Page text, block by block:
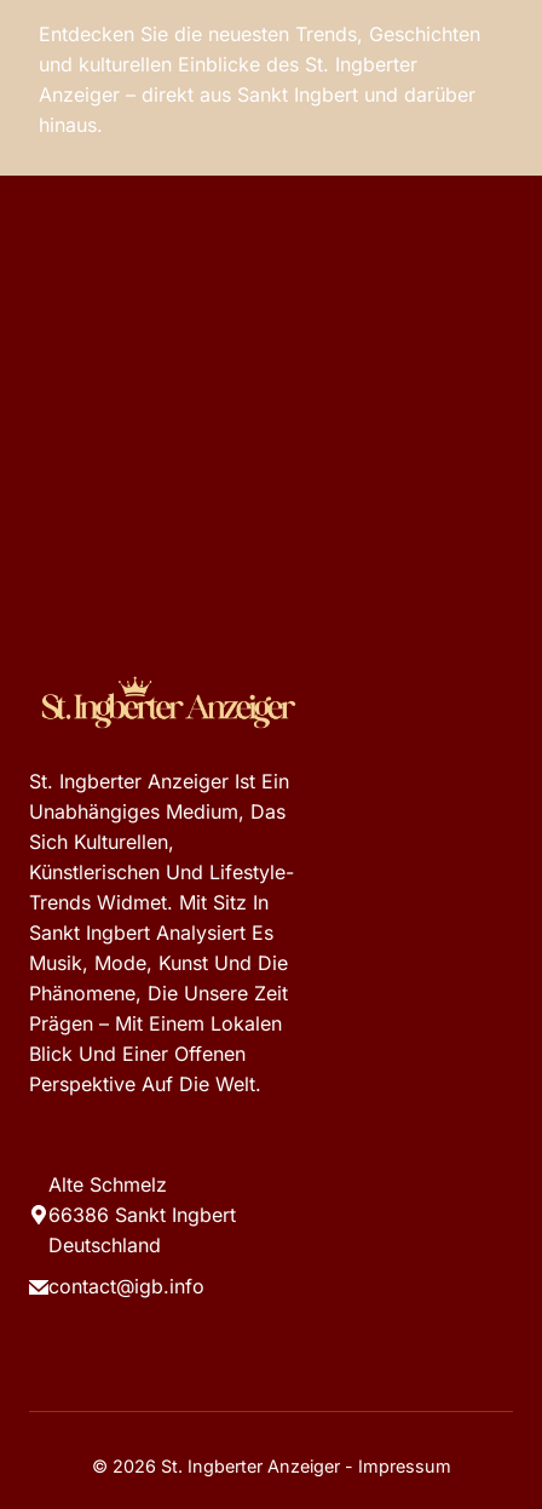
Entdecken Sie die neuesten Trends, Geschichten
und kulturellen Einblicke des St. Ingberter
Anzeiger – direkt aus Sankt Ingbert und darüber
hinaus.
St. Ingberter Anzeiger Ist Ein
Unabhängiges Medium, Das
Sich Kulturellen,
Künstlerischen Und Lifestyle-
Trends Widmet. Mit Sitz In
Sankt Ingbert Analysiert Es
Musik, Mode, Kunst Und Die
Phänomene, Die Unsere Zeit
Prägen – Mit Einem Lokalen
Blick Und Einer Offenen
Perspektive Auf Die Welt.
Alte Schmelz
66386 Sankt Ingbert
Deutschland
contact@igb.info
© 2026 St. Ingberter Anzeiger - Impressum